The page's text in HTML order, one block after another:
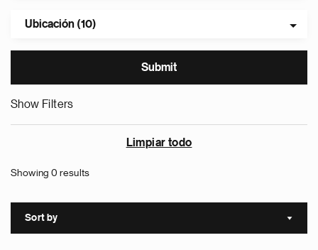
Ubicación (10)
Show Filters
Limpiar todo
Showing 0 results
Sort by Sort